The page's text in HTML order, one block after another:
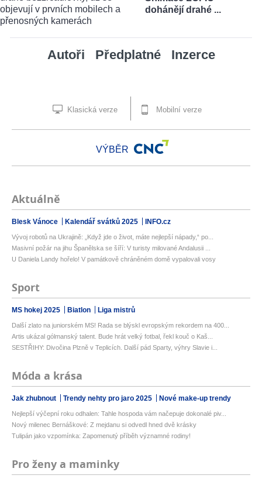
dohánějí drahé ...
Autoři Předplatné Inzerce
Klasická verze Mobilní verze
VÝBĚR
Aktuálně
Blesk Vánoce Kalendář svátků 2025 INFO.cz
Vývoj robotů na Ukrajině: „Když jde o život, máte nejlepší nápady,“ po...
Masivní požár na jihu Španělska se šíří: V turisty milované Andalusii ...
U Daniela Landy hořelo! V památkově chráněném domě vypalovali vosy
Sport
MS hokej 2025 Biatlon Liga mistrů
Další zlato na juniorském MS! Rada se blýskl evropským rekordem na 400...
Artis ukázal gólmanský talent. Bude hrát velký fotbal, řekl kouč o Kaš...
SESTŘIHY: Divočina Plzně v Teplicích. Další pád Sparty, výhry Slavie i...
Móda a krása
Jak zhubnout Trendy nehty pro jaro 2025 Nové make-up trendy
Nejlepší výčepní roku odhalen: Tahle hospoda vám načepuje dokonalé piv...
Nový milenec Bernáškové: Z mejdanu si odvedl hned dvě krásky
Tulipán jako vzpomínka: Zapomenutý příběh významné rodiny!
Pro ženy a maminky